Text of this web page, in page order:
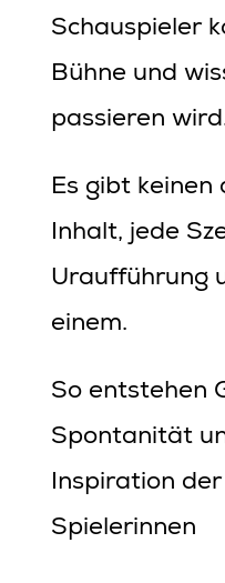
Schauspieler
Bühne und
passieren
Es gibt keinen
Inhalt, jede
Uraufführung
einem.
So entstehen
Spontanität
Inspiration
Spielerinnen